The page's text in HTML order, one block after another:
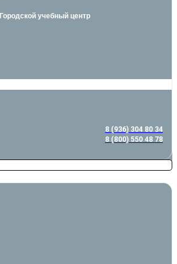
Городской учебный центр
8 (936) 304 80 34
8 (800) 550 48 78